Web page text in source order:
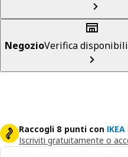
NegozioVerifica
Raccogli 8 punti con
Iscriviti gratuitamente o